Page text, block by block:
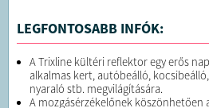
LEGFONTOSABB INFÓK:
A Trixline kültéri reflektor egy erős
alkalmas kert, autóbeálló,
nyaraló stb. megvilágítására.
A mozgásérzékelőnek köszönhetően